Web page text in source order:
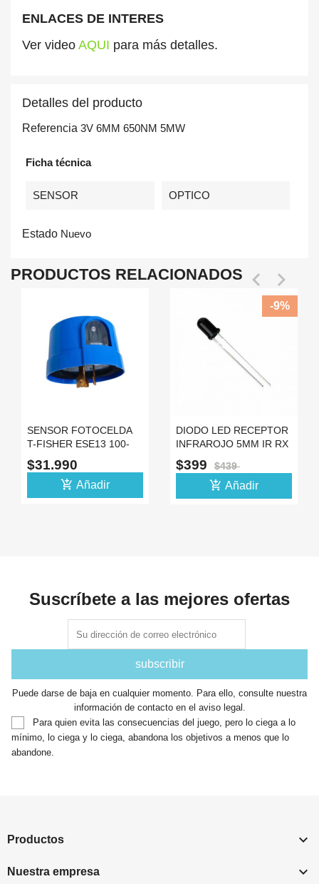
ENLACES DE INTERES
Ver video AQUI para más detalles.
Detalles del producto
Referencia 3V 6MM 650NM 5MW
Ficha técnica
SENSOR OPTICO
Estado Nuevo
PRODUCTOS RELACIONADOS  
SENSOR FOTOCELDA
T-FISHER ESE13 100-
240V 10A DIA NOCHE
LUZ
$31.990
add_shopping_cart Añadir
DIODO LED RECEPTOR
INFRAROJO 5MM IR RX
FOTODIODO
$399 $439
add_shopping_cart Añadir
-9%
Suscríbete a las mejores ofertas
Puede darse de baja en cualquier momento. Para ello, consulte nuestra
información de contacto en el aviso legal.
Para quien evita las consecuencias del juego, pero lo ciega a lo
mínimo, lo ciega y lo ciega, abandona los objetivos a menos que lo
abandone.
Productos 
Nuestra empresa 